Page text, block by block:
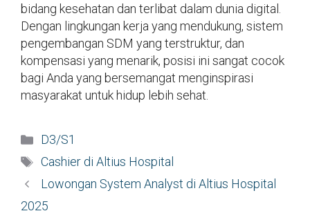
bidang kesehatan dan terlibat dalam dunia digital.
Dengan lingkungan kerja yang mendukung, sistem
pengembangan SDM yang terstruktur, dan
kompensasi yang menarik, posisi ini sangat cocok
bagi Anda yang bersemangat menginspirasi
masyarakat untuk hidup lebih sehat.
Kategori
D3/S1
Tag
Cashier di Altius Hospital
Lowongan System Analyst di Altius Hospital
2025